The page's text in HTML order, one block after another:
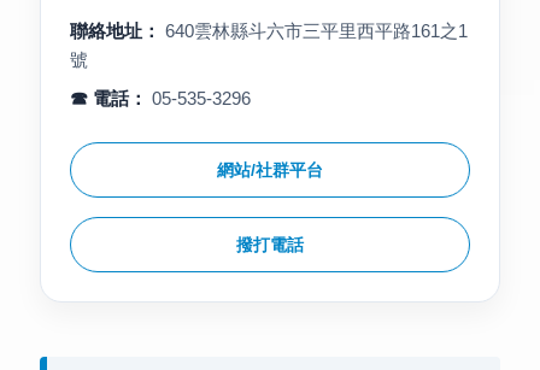
聯絡地址： 640雲林縣斗六市三平里西平路161之1
號
☎ 電話： 05-535-3296
網站/社群平台
撥打電話